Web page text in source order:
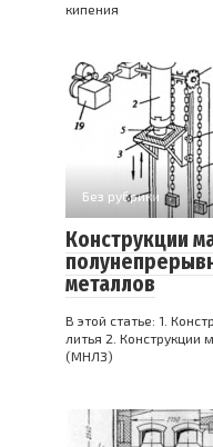
кипения
Без рубрики
Конструкции
металлов
В этой статье: 1.
литья 2. Конструкции
(МНЛЗ)